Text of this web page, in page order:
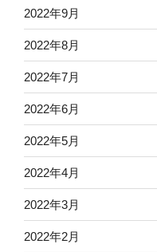
2022年9月
2022年8月
2022年7月
2022年6月
2022年5月
2022年4月
2022年3月
2022年2月